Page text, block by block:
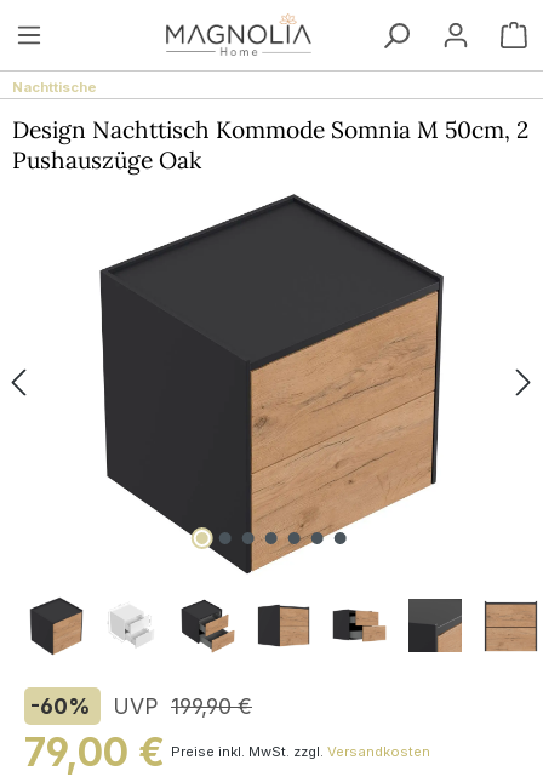
Zum Hauptinhalt springen
Nachttische
Design Nachttisch Kommode Somnia M 50cm, 2
Pushauszüge Oak
-60% UVP 199,90 €
79,00 € Preise inkl. MwSt. zzgl. Versandkosten